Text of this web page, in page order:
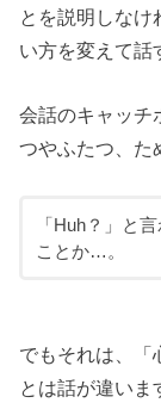
とを説明しなけ
い方を変えて話
会話のキャッチ
つやふたつ、た
「Huh？」と
ことか…。
でもそれは、「
とは話が違いま